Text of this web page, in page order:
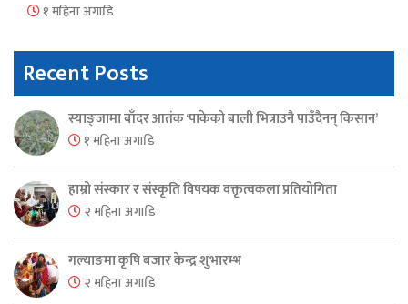
१ महिना अगाडि
Recent Posts
स्याङ्जामा बाँदर आतंक ‘पाकेको बाली भित्राउनै पाउँदैनन् किसान’
१ महिना अगाडि
हाम्रो संस्कार र संस्कृति विषयक वक्तृत्वकला प्रतियोगिता
२ महिना अगाडि
गल्याङमा कृषि बजार केन्द्र शुभारम्भ
२ महिना अगाडि